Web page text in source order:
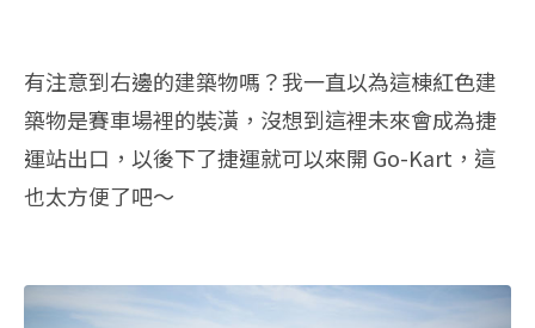
有注意到右邊的建築物嗎？我一直以為這棟紅色建
築物是賽車場裡的裝潢，沒想到這裡未來會成為捷
運站出口，以後下了捷運就可以來開 Go-Kart，這
也太方便了吧～